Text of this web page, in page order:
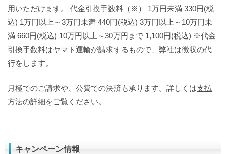
用いただけます。 代金引換手数料（※） 1万円未満 330円(税
込) 1万円以上～3万円未満 440円(税込) 3万円以上～10万円未
満 660円(税込) 10万円以上～30万円まで 1,100円(税込) ※代金
引換手数料はヤマト運輸が請求するもので、弊社は徴収の代
行をします。
月極でのご請求や、公費での決済も承ります。詳しくは支払
方法の詳細をご覧ください。
キャンペーン情報